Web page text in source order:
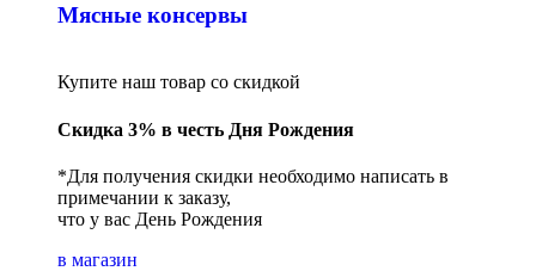
Мясные консервы
Купите наш товар со скидкой
Скидка 3% в честь Дня Рождения
*Для получения скидки необходимо написать в
примечании к заказу,
что у вас День Рождения
в магазин